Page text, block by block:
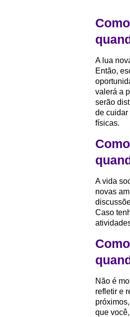
A lua
Então,
valerá a
serão
de cuidar
físicas.
A vida
novas
Caso
Não é
refletir e
que